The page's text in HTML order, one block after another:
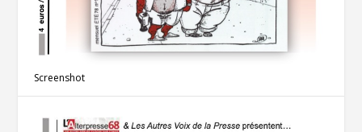
Screenshot